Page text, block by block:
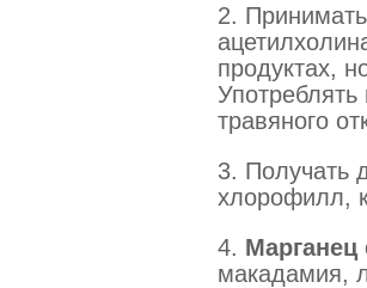
2.
продуктах,
травяного
3. Получать
хлорофилл,
4. Марганец
макадамия,